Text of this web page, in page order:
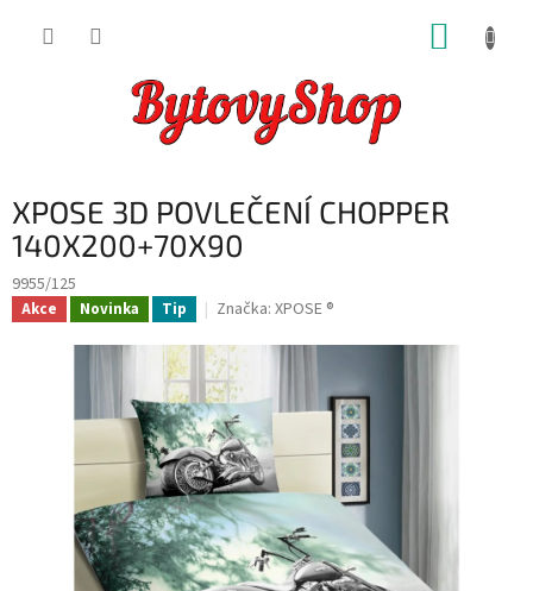
XPOSE 3D POVLEČENÍ CHOPPER
140X200+70X90
9955/125
Akce Novinka Tip Značka: XPOSE ®